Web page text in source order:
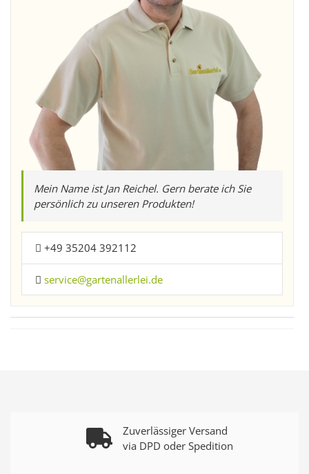
Mein Name ist Jan Reichel. Gern berate ich Sie
persönlich zu unseren Produkten!
+49 35204 392112
service@gartenallerlei.de
Zuverlässiger Versand
via DPD oder Spedition